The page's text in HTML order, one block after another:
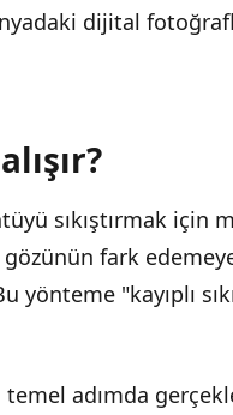
dijital
sıkıştırmak
fark
yönteme "kayıplı
temel adımda